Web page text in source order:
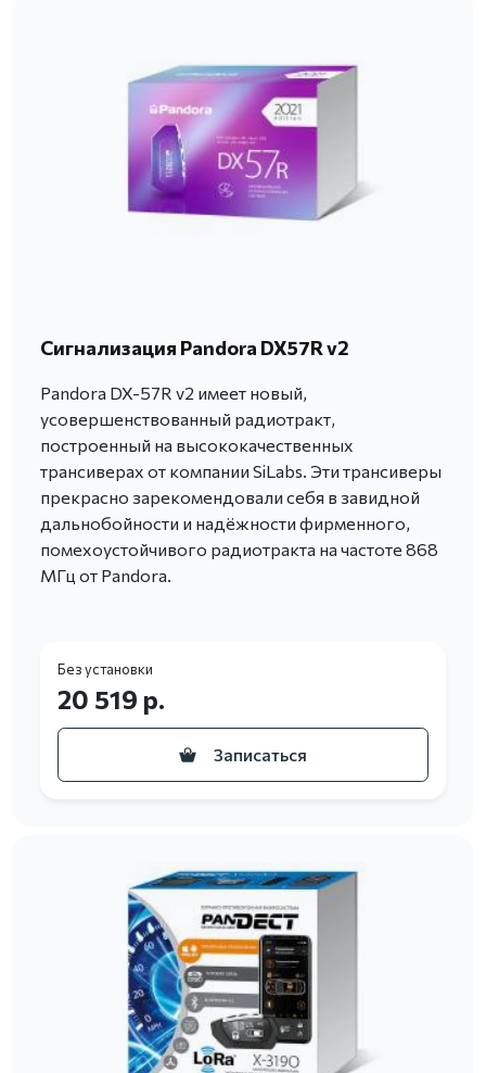
Сигнализация Pandora DX57R v2
Pandora DX-57R v2 имеет новый,
усовершенствованный радиотракт,
построенный на высококачественных
трансиверах от компании SiLabs. Эти трансиверы
прекрасно зарекомендовали себя в завидной
дальнобойности и надёжности фирменного,
помехоустойчивого радиотракта на частоте 868
МГц от Pandora.
Без установки
20 519 р.
Записаться